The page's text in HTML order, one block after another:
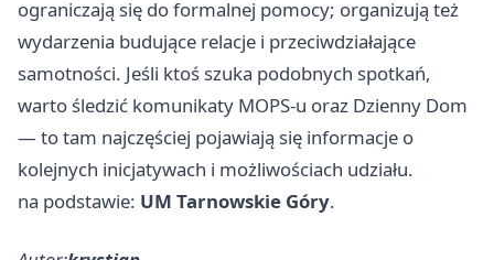
ograniczają się do formalnej pomocy; organizują też
wydarzenia budujące relacje i przeciwdziałające
samotności. Jeśli ktoś szuka podobnych spotkań,
warto śledzić komunikaty MOPS-u oraz Dzienny Dom
— to tam najczęściej pojawiają się informacje o
kolejnych inicjatywach i możliwościach udziału.
na podstawie: UM Tarnowskie Góry.